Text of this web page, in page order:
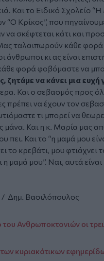
Και το Ειδικό Σχολείο
“Ο Κρίκος”, που
να σκέφτεται κάτι και
ταλαιπωρούν κάθε φορά
άνθρωποι κι ας είναι
φορά φοβόμαστε να
ζητάμε να κάνει μια ευχή
Και ο σεβασμός προς
πρέπει να έχουν τον
τι μπορεί να
μάνα. Και η κ. Μαρία μας
πει. Και το “η μαμά μου
το κρεβάτι, μου φτιάχνει
η μαμά μου”. Ναι, αυτά
/ Δημ. Βασιλόπουλος
Ανθρωποκτονιών οι
κυριακάτικων